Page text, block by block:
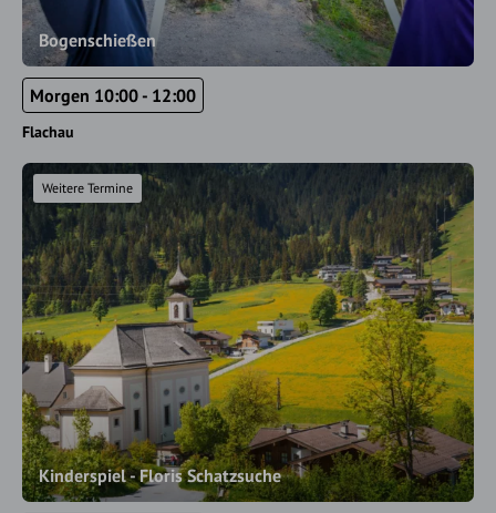
Bogenschießen
Morgen 10:00 - 12:00
Flachau
Kinderspiel - Floris Schatzsuche
Weitere Termine